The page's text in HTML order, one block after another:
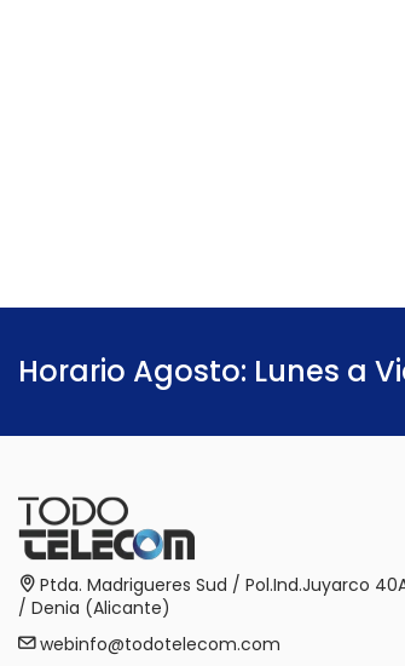
Horario Agosto: Lunes a
Ptda. Madrigueres Sud / Pol.Ind.Juyarco
/ Denia (Alicante)
webinfo@todotelecom.com